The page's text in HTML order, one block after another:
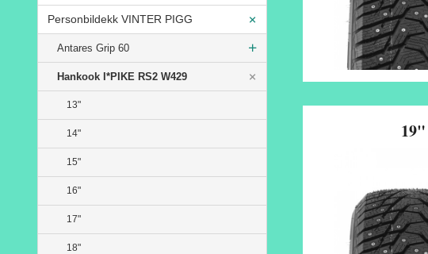
Personbildekk VINTER PIGG
Antares Grip 60
Hankook I*PIKE RS2 W429
13"
14"
15"
16"
17"
18"
19"